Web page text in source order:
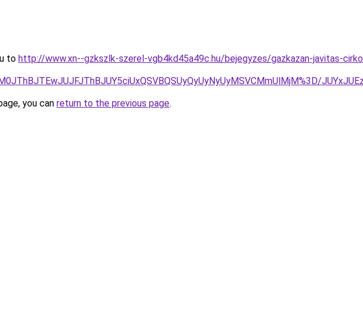
to http://www.xn--gzkszlk-szerel-vgb4kd45a49c.hu/bejegyzes/gazkazan-javitas-
you can return to the previous page.